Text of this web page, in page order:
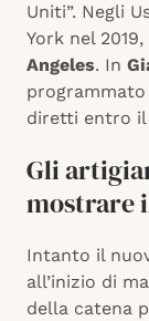
Uniti”. Negli
York nel
Angeles. In
diretti entro il
Gli
mostrare
Intanto il
all’inizio di
della catena